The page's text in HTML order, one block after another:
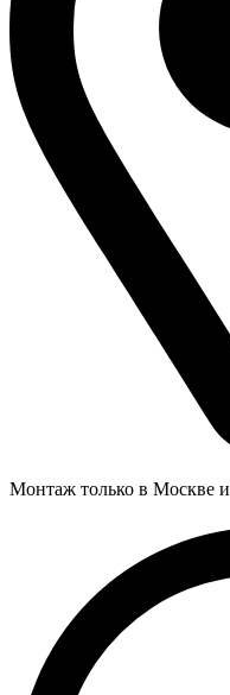
Монтаж только в Москве